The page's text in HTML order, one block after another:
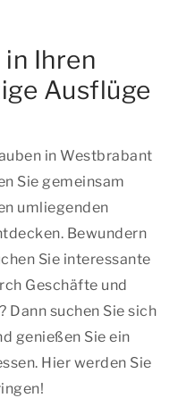
Ihren
Ausflüge
in Westbrabant
Sie gemeinsam
umliegenden
Bewundern
Sie interessante
Geschäfte und
Dann suchen Sie sich
genießen Sie ein
Hier werden Sie